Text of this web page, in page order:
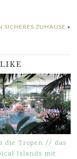
SICHERES ZUHAUSE »
die Tropen // das
Islands mit